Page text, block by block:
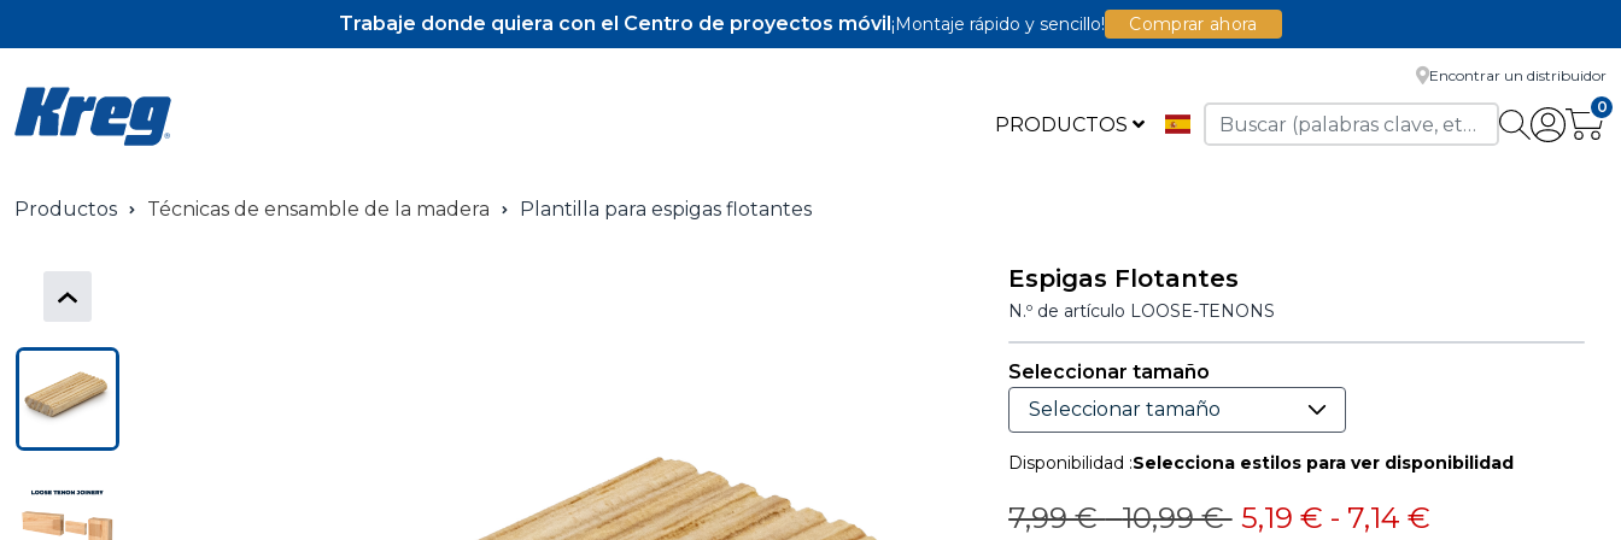
Trabaje donde quiera con el Centro de proyectos móvil¡Montaje rápido y sencillo! Comprar ahora
PRODUCTOS
Encontrar un distribuidor
0
Productos Técnicas de ensamble de la madera Plantilla para espigas flotantes
Espigas Flotantes
N.º de artículo LOOSE-TENONS
Seleccionar tamaño
Disponibilidad :Selecciona estilos para ver disponibilidad
Precio reducido de
7,99 €a
-Precio reducido de
10,99 €a5,19 € - 7,14 €